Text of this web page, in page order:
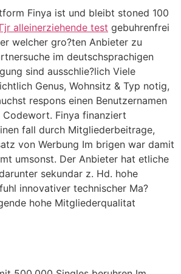
Finya ist und bleibt stoned 100
alleinerziehende test gebuhrenfrei
welcher gro?ten Anbieter zu
im deutschsprachigen
sind ausschlie?lich Viele
Genus, Wohnsitz & Typ notig,
respons einen Benutzernamen
Codewort. Finya finanziert
fall durch Mitgliederbeitrage,
von Werbung Im brigen war damit
umsonst. Der Anbieter hat etliche
sekundar z. Hd. hohe
innovativer technischer Ma?
hohe Mitgliederqualitat